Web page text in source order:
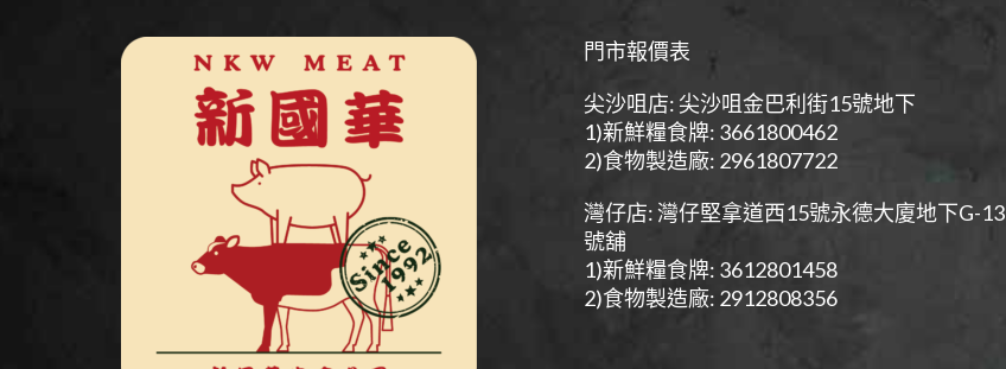
門市報價表
尖沙咀店: 尖沙咀金巴利街15號地下
1)新鮮糧食牌: 3661800462
2)食物製造廠: 2961807722
灣仔店: 灣仔堅拿道西15號永德大廈地下G-13
號舖
1)新鮮糧食牌: 3612801458
2)食物製造廠: 2912808356